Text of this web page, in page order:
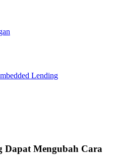
Lending
Dapat Mengubah Cara